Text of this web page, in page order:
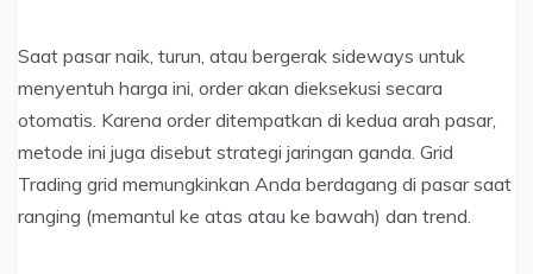
Saat pasar naik, turun, atau bergerak sideways untuk
menyentuh harga ini, order akan dieksekusi secara
otomatis. Karena order ditempatkan di kedua arah pasar,
metode ini juga disebut strategi jaringan ganda. Grid
Trading grid memungkinkan Anda berdagang di pasar saat
ranging (memantul ke atas atau ke bawah) dan trend.